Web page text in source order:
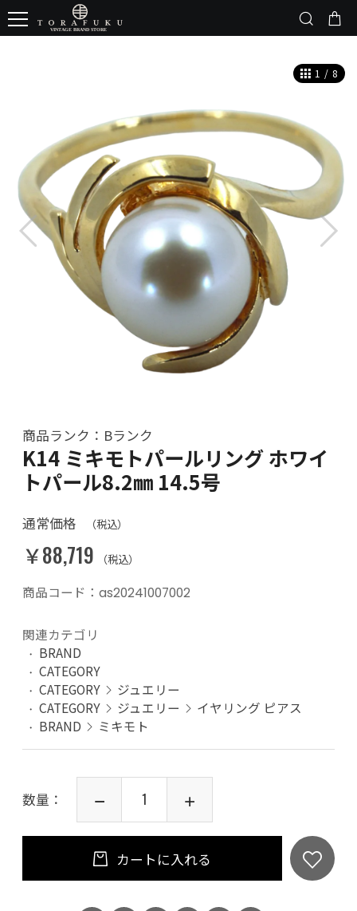
1 / 8
商品ランク：Bランク
K14 ミキモトパールリング ホワイ
トパール8.2㎜ 14.5号
通常価格 （税込）
￥88,719 （税込）
商品コード：as20241007002
関連カテゴリ
BRAND
CATEGORY
CATEGORY
ジュエリー
CATEGORY
ジュエリー
イヤリング ピアス
BRAND
ミキモト
数量：
カートに入れる